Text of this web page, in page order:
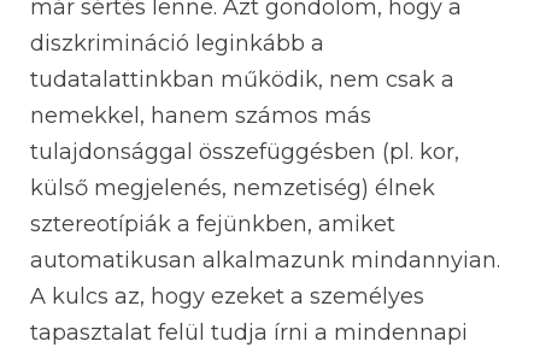
már sértés lenne. Azt gondolom, hogy a
diszkrimináció leginkább a
tudatalattinkban működik, nem csak a
nemekkel, hanem számos más
tulajdonsággal összefüggésben (pl. kor,
külső megjelenés, nemzetiség) élnek
sztereotípiák a fejünkben, amiket
automatikusan alkalmazunk mindannyian.
A kulcs az, hogy ezeket a személyes
tapasztalat felül tudja írni a mindennapi